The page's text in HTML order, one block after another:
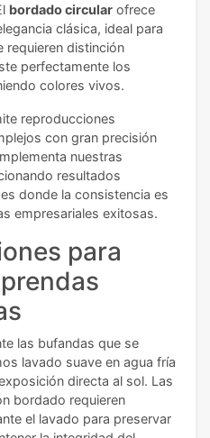
bordado circular ofrece
clásica, ideal para
distinción
perfectamente los
colores vivos.
reproducciones
con gran precisión
nuestras
resultados
donde la consistencia es
empresariales exitosas.
para
las bufandas que se
lavado suave en agua fría
directa al sol. Las
bordado requieren
el lavado para preservar